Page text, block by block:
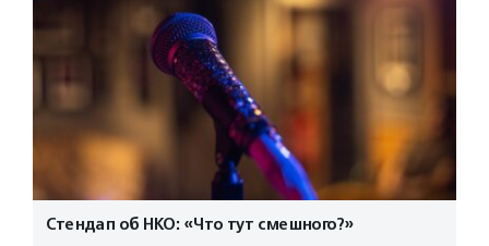
Стендап об НКО: «Что тут смешного?»